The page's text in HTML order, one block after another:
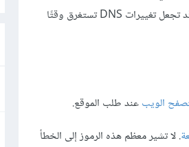
وتُدرج عادةً هذه القيمة بجوار سجل A. تساعد قيمة مدة البقاء TTL الطويلة على تخزين الطلبات بفاعلية أكبر، ولكنها بالمقابل قد تجعل تغييرات DNS تستغرق وقتًا
الويبعند طلب الموقع.
. لا تشير معظم هذه الرموز إلى الخطأ